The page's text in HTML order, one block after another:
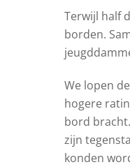
Terwijl half
borden.
We lopen
hogere
bord
zijn
konden